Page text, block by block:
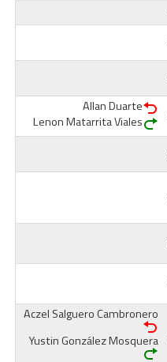
Allan Duarte
Lenon Matarrita Viales
Aczel Salguero Cambronero
Yustin González Mosquera